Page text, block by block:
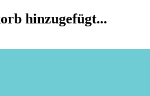
hinzugefügt...